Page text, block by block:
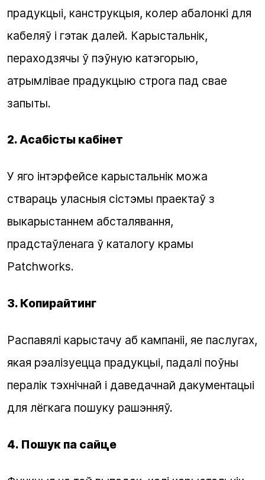
прадукцыі, канструкцыя, колер абалонкі для
кабеляў і гэтак далей. Карыстальнік,
пераходзячы ў пэўную катэгорыю,
атрымлівае прадукцыю строга пад свае
запыты.
2. Асабісты кабінет
У яго інтэрфейсе карыстальнік можа
ствараць уласныя сістэмы праектаў з
выкарыстаннем абсталявання,
прадстаўленага ў каталогу крамы
Patchworks.
3. Копирайтинг
Распавялі карыстачу аб кампаніі, яе паслугах,
якая рэалізуецца прадукцыі, падалі поўны
пералік тэхнічнай і даведачнай дакументацыі
для лёгкага пошуку рашэнняў.
4. Пошук па сайце